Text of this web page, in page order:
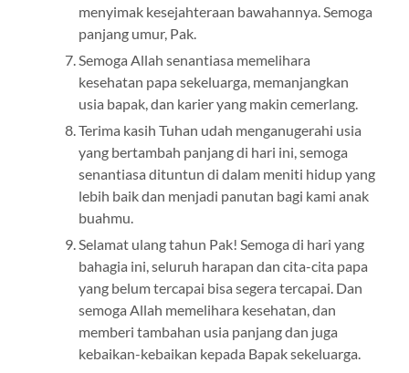
menyimak kesejahteraan bawahannya. Semoga
panjang umur, Pak.
Semoga Allah senantiasa memelihara
kesehatan papa sekeluarga, memanjangkan
usia bapak, dan karier yang makin cemerlang.
Terima kasih Tuhan udah menganugerahi usia
yang bertambah panjang di hari ini, semoga
senantiasa dituntun di dalam meniti hidup yang
lebih baik dan menjadi panutan bagi kami anak
buahmu.
Selamat ulang tahun Pak! Semoga di hari yang
bahagia ini, seluruh harapan dan cita-cita papa
yang belum tercapai bisa segera tercapai. Dan
semoga Allah memelihara kesehatan, dan
memberi tambahan usia panjang dan juga
kebaikan-kebaikan kepada Bapak sekeluarga.